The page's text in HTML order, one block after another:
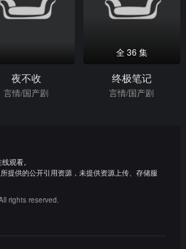
夜不收
言情/国产剧
全 36 集
终极笔记
言情/国产剧
观看。
提供的公开引用资源，未提供资源上传、存储服
rights reserved.